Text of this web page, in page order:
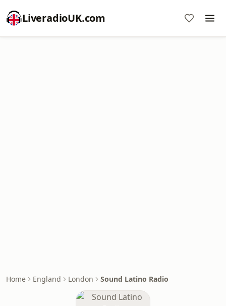
LiveradioUK.com
Home England London Sound Latino Radio